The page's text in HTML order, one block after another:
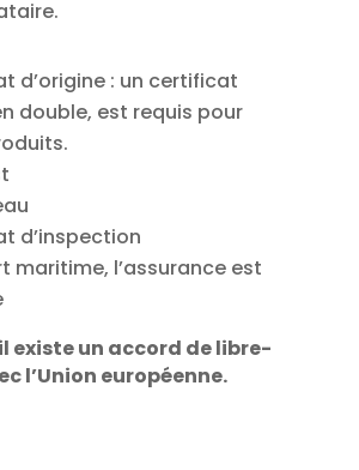
d’origine : un certificat
double, est requis pour
d’inspection
maritime, l’assurance est
existe un accord de libre-
l’Union européenne.